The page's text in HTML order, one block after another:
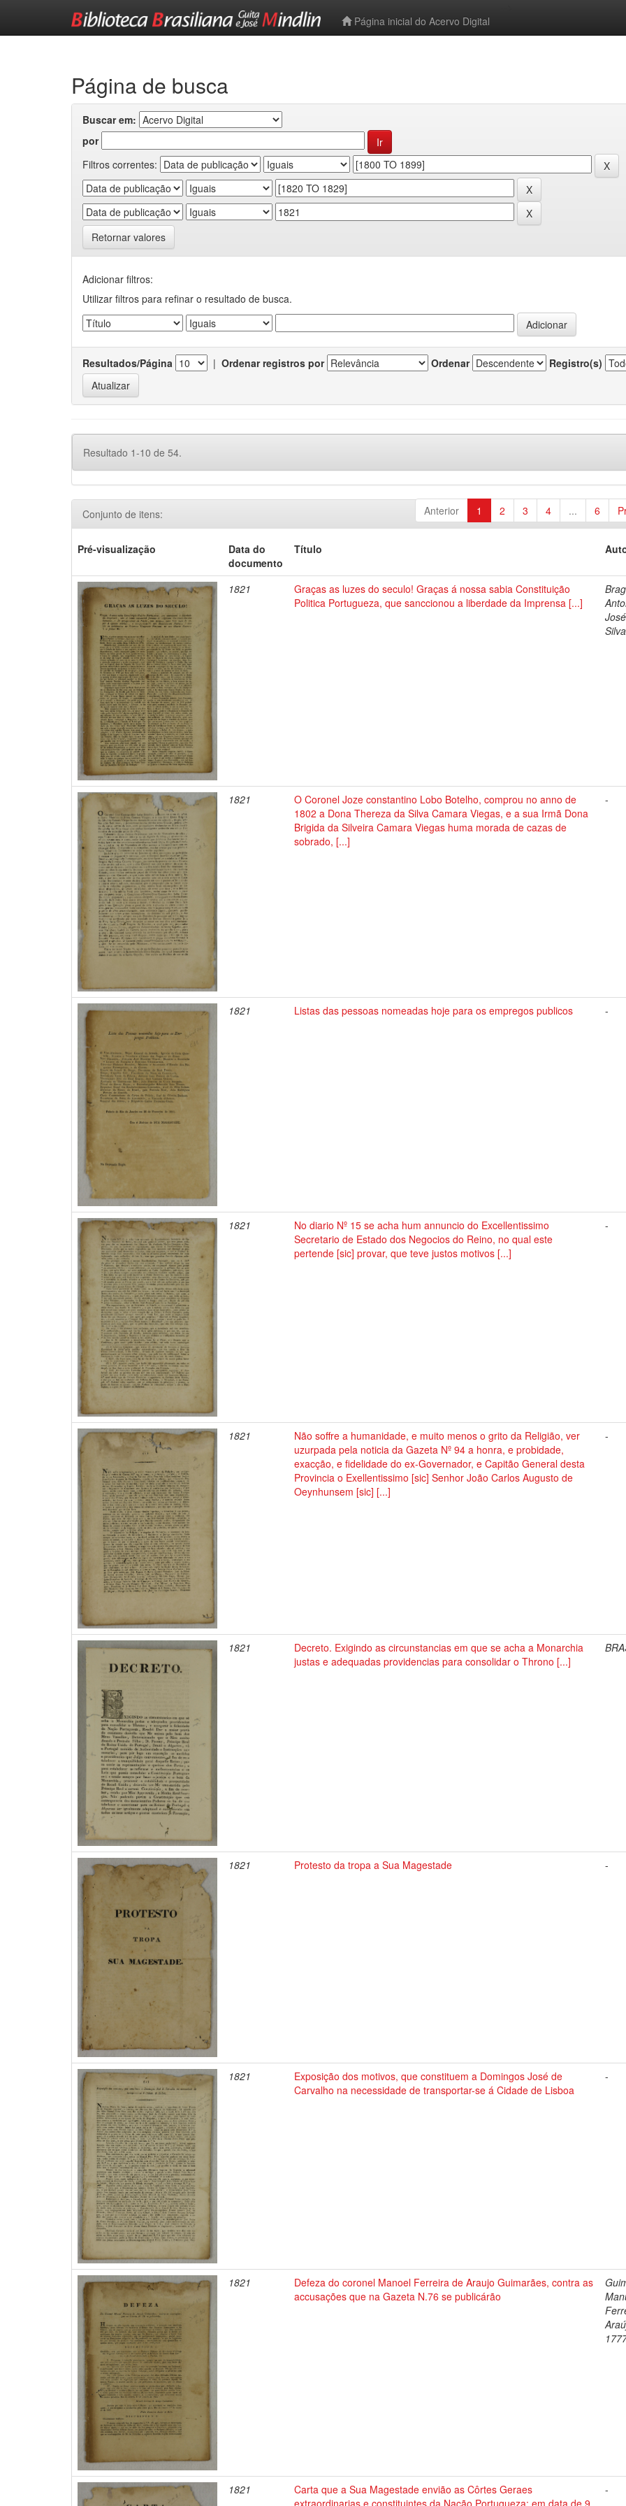
Página inicial do Acervo Digital
Página de busca
Buscar em:
por
Filtros correntes:
Retornar valores
Adicionar filtros:
Utilizar filtros para refinar o resultado de busca.
Resultados/Página | Ordenar registros por Ordenar Registro(s)
Resultado 1-10 de 54.
Anterior 1 2 3 4 ... 6
Conjunto de itens:
Pré-visualização
Data do
documento
Título
1821
Graças as luzes do seculo! Graças á nossa sabia Constituição
Politica Portugueza, que sanccionou a liberdade da Imprensa [...]
Silva
1821
O Coronel Joze constantino Lobo Botelho, comprou no anno de
1802 a Dona Thereza da Silva Camara Viegas, e a sua Irmã Dona
Brigida da Silveira Camara Viegas huma morada de cazas de
sobrado, [...]
-
1821 Listas das pessoas nomeadas hoje para os empregos publicos -
1821
No diario Nº 15 se acha hum annuncio do Excellentissimo
Secretario de Estado dos Negocios do Reino, no qual este
pertende [sic] provar, que teve justos motivos [...]
-
1821
Não soffre a humanidade, e muito menos o grito da Religião, ver
uzurpada pela noticia da Gazeta Nº 94 a honra, e probidade,
exacção, e fidelidade do ex-Governador, e Capitão General desta
Provincia o Exellentissimo [sic] Senhor João Carlos Augusto de
Oeynhunsem [sic] [...]
-
1821
Decreto. Exigindo as circunstancias em que se acha a Monarchia
justas e adequadas providencias para consolidar o Throno [...]
1821 Protesto da tropa a Sua Magestade -
1821
Exposição dos motivos, que constituem a Domingos José de
Carvalho na necessidade de transportar-se á Cidade de Lisboa
-
1821
Defeza do coronel Manoel Ferreira de Araujo Guimarães, contra as
accusações que na Gazeta N.76 se publicárão
1821
Carta que a Sua Magestade envião as Côrtes Geraes
extraordinarias e constituintes da Nação Portugueza: em data de 9
-